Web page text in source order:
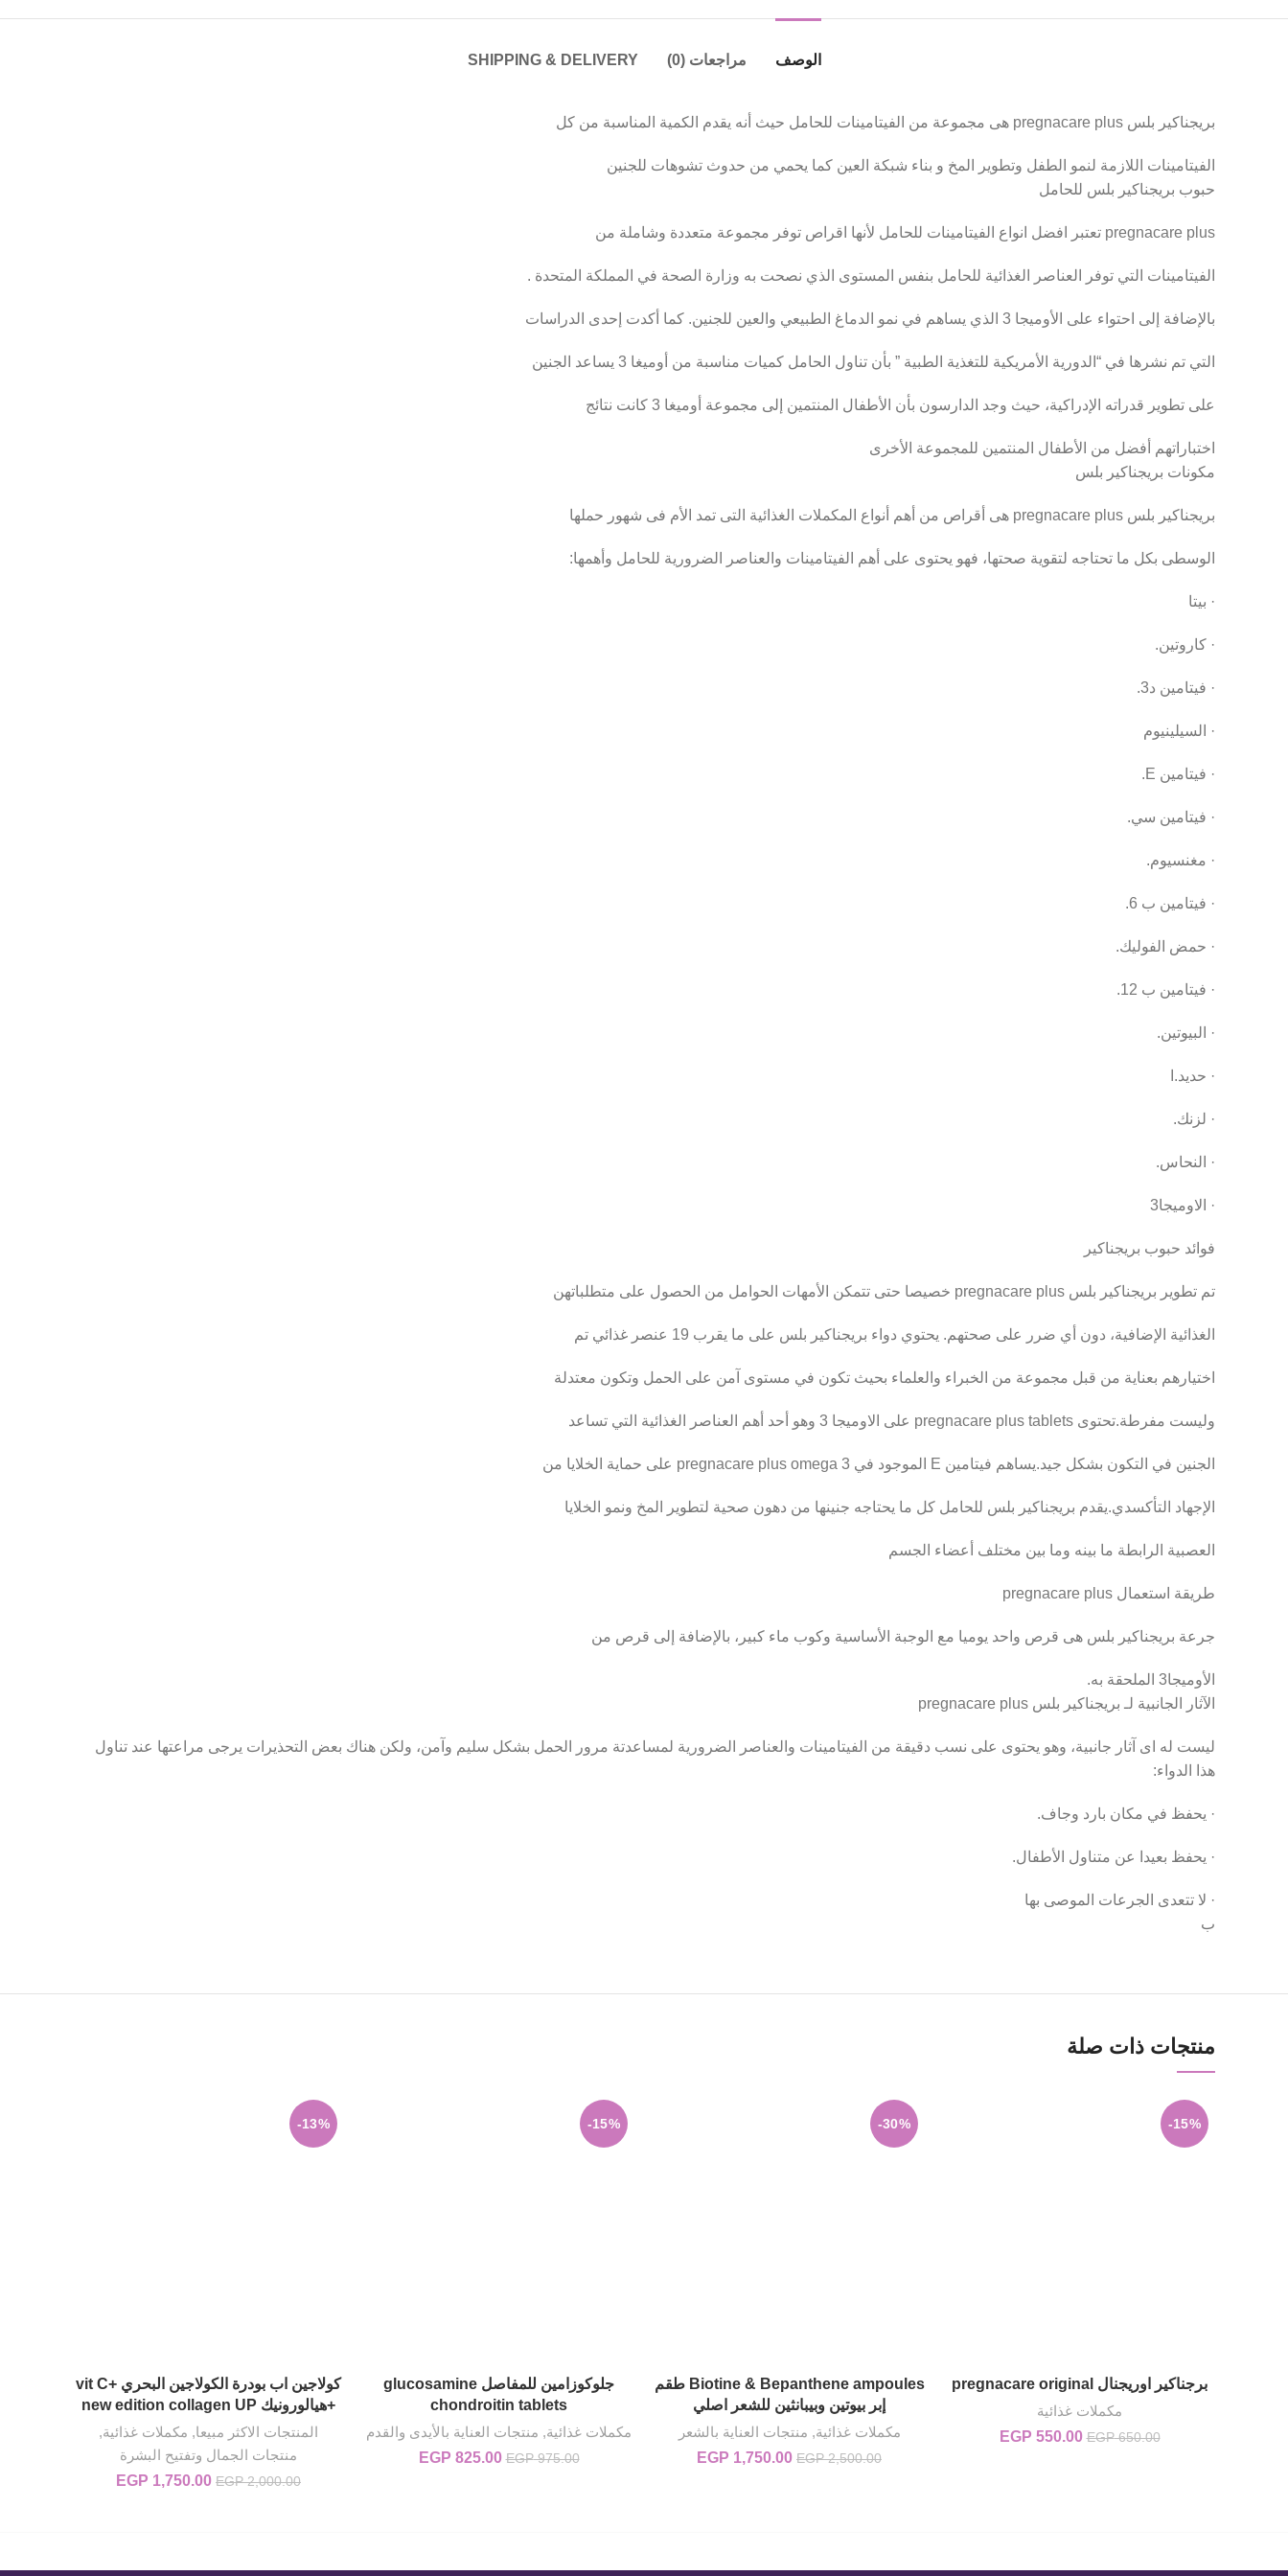
الوصف مراجعات (0) SHIPPING & DELIVERY
بريجناكير بلس pregnacare plus هى مجموعة من الفيتامينات للحامل حيث أنه يقدم الكمية المناسبة من كل
الفيتامينات اللازمة لنمو الطفل وتطوير المخ و بناء شبكة العين كما يحمي من حدوث تشوهات للجنين
حبوب بريجناكير بلس للحامل
pregnacare plus تعتبر افضل انواع الفيتامينات للحامل لأنها اقراص توفر مجموعة متعددة وشاملة من
الفيتامينات التي توفر العناصر الغذائية للحامل بنفس المستوى الذي نصحت به وزارة الصحة في المملكة المتحدة .
بالإضافة إلى احتواء على الأوميجا 3 الذي يساهم في نمو الدماغ الطبيعي والعين للجنين. كما أكدت إحدى الدراسات
التي تم نشرها في “الدورية الأمريكية للتغذية الطبية ” بأن تناول الحامل كميات مناسبة من أوميغا 3 يساعد الجنين
على تطوير قدراته الإدراكية، حيث وجد الدارسون بأن الأطفال المنتمين إلى مجموعة أوميغا 3 كانت نتائج
اختباراتهم أفضل من الأطفال المنتمين للمجموعة الأخرى
مكونات بريجناكير بلس
بريجناكير بلس pregnacare plus هى أقراص من أهم أنواع المكملات الغذائية التى تمد الأم فى شهور حملها
الوسطى بكل ما تحتاجه لتقوية صحتها، فهو يحتوى على أهم الفيتامينات والعناصر الضرورية للحامل وأهمها:
· بيتا
· كاروتين.
· فيتامين د3.
· السيلينيوم
· فيتامين E.
· فيتامين سي.
· مغنسيوم.
· فيتامين ب 6.
· حمض الفوليك.
· فيتامين ب 12.
· البيوتين.
· حديد.ا
· لزنك.
· النحاس.
· الاوميجا3
فوائد حبوب بريجناكير
تم تطوير بريجناكير بلس pregnacare plus خصيصا حتى تتمكن الأمهات الحوامل من الحصول على متطلباتهن
الغذائية الإضافية، دون أي ضرر على صحتهم. يحتوي دواء بريجناكير بلس على ما يقرب 19 عنصر غذائي تم
اختيارهم بعناية من قبل مجموعة من الخبراء والعلماء بحيث تكون في مستوى آمن على الحمل وتكون معتدلة
وليست مفرطة.تحتوى pregnacare plus tablets على الاوميجا 3 وهو أحد أهم العناصر الغذائية التي تساعد
الجنين في التكون بشكل جيد.يساهم فيتامين E الموجود في pregnacare plus omega 3 على حماية الخلايا من
الإجهاد التأكسدي.يقدم بريجناكير بلس للحامل كل ما يحتاجه جنينها من دهون صحية لتطوير المخ ونمو الخلايا
العصبية الرابطة ما بينه وما بين مختلف أعضاء الجسم
طريقة استعمال pregnacare plus
جرعة بريجناكير بلس هى قرص واحد يوميا مع الوجبة الأساسية وكوب ماء كبير، بالإضافة إلى قرص من
الأوميجا3 الملحقة به.
الآثار الجانبية لـ بريجناكير بلس pregnacare plus
ليست له اى آثار جانبية، وهو يحتوى على نسب دقيقة من الفيتامينات والعناصر الضرورية لمساعدتة مرور الحمل بشكل سليم وآمن، ولكن هناك بعض التحذيرات يرجى مراعتها عند تناول
هذا الدواء:
· يحفظ في مكان بارد وجاف.
· يحفظ بعيدا عن متناول الأطفال.
· لا تتعدى الجرعات الموصى بها
ب
منتجات ذات صلة
-15%
إضافة إلى السلةبرجناكير اوريجنال pregnacare original
مكملات غذائية
EGP650.00 السعر الأصلي هو: EGP 650.00.
EGP 550.00 السعر الحالي هو: EGP 550.00.
-30%
إضافة إلى السلة
Biotine & Bepanthene ampoules طقم
إبر بيوتين وبيبانثين للشعر اصلي
مكملات غذائية, منتجات العناية بالشعر
EGP2,500.00 السعر الأصلي هو: EGP 2,500.00.
EGP 1,750.00
-15%
إضافة إلى السلةجلوكوزامين للمفاصل glucosamine
chondroitin tablets
مكملات غذائية, منتجات العناية بالأيدى والقدم
EGP975.00 السعر الأصلي هو: EGP 975.00.
EGP 825.00
-13%
إضافة إلى السلة
كولاجين اب بودرة الكولاجين البحري +vit C
+هيالورونيك new edition collagen UP
المنتجات الاكثر مبيعا, مكملات غذائية,
منتجات الجمال وتفتيح البشرة
EGP2,000.00
السعر الأصلي هو:
EGP 1,750.00